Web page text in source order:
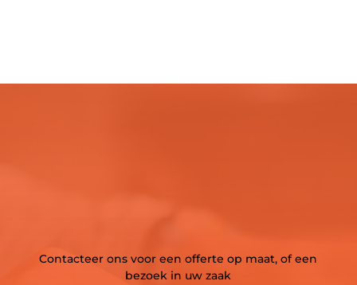
Contacteer ons voor een offerte op maat, of een
bezoek in uw zaak